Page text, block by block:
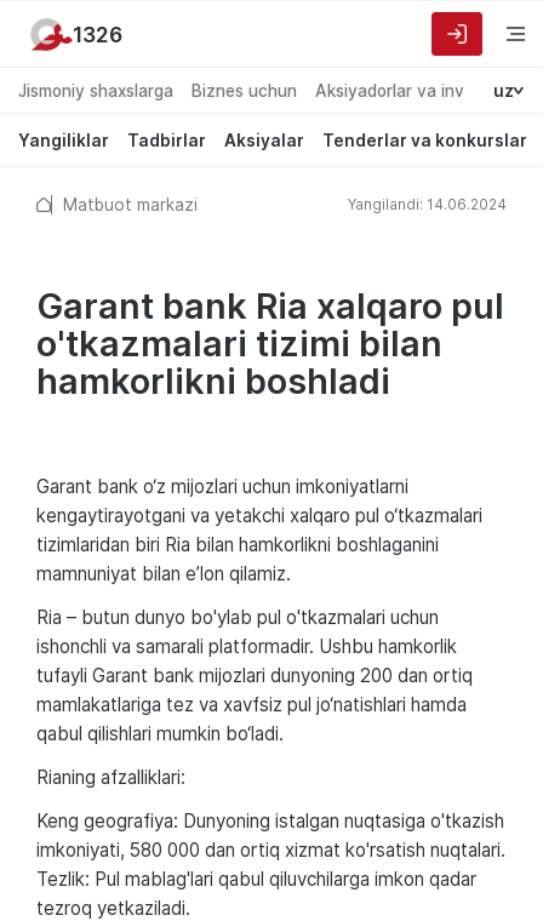
Jismoniy shaxslarga Biznes uchun Aksiyadorlar va investorlarga
uz
Yangiliklar Tadbirlar Aksiyalar Tenderlar va konkurslar
1326
Matbuot markazi Yangilandi: 14.06.2024
Garant bank Ria xalqaro pul
o'tkazmalari tizimi bilan
hamkorlikni boshladi
Garant bank o‘z mijozlari uchun imkoniyatlarni
kengaytirayotgani va yetakchi xalqaro pul o‘tkazmalari
tizimlaridan biri Ria bilan hamkorlikni boshlaganini
mamnuniyat bilan e’lon qilamiz.
Ria – butun dunyo bo'ylab pul o'tkazmalari uchun
ishonchli va samarali platformadir. Ushbu hamkorlik
tufayli Garant bank mijozlari dunyoning 200 dan ortiq
mamlakatlariga tez va xavfsiz pul jo‘natishlari hamda
qabul qilishlari mumkin bo‘ladi.
Rianing afzalliklari:
Keng geografiya: Dunyoning istalgan nuqtasiga o'tkazish
imkoniyati, 580 000 dan ortiq xizmat ko'rsatish nuqtalari.
Tezlik: Pul mablag'lari qabul qiluvchilarga imkon qadar
tezroq yetkaziladi.